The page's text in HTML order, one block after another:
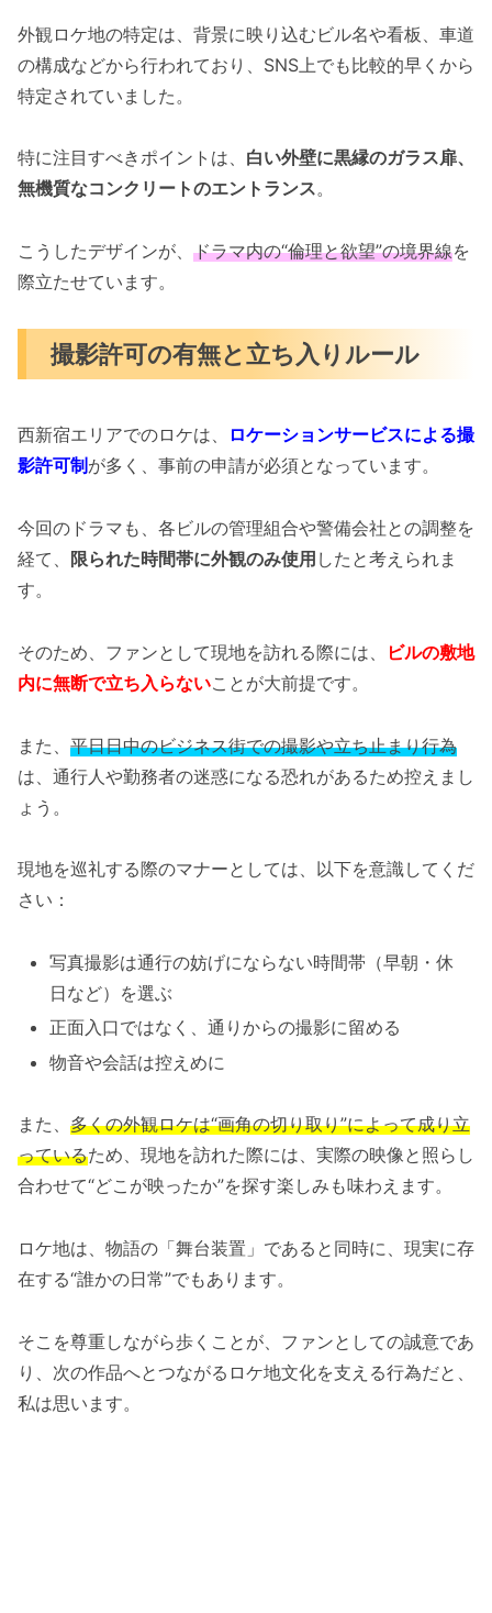
外観ロケ地の特定は、背景に映り込むビル名や看板、車道
の構成などから行われており、SNS上でも比較的早くから
特定されていました。
特に注目すべきポイントは、 白い外壁に黒縁のガラス扉、
無機質なコンクリートのエントランス。
こうしたデザインが、 ドラマ内の“倫理と欲望”の境界線を
際立たせています。
撮影許可の有無と立ち入りルール
西新宿エリアでのロケは、
ロケーションサービスによる撮
影許可制 が多く、事前の申請が必須となっています。
今回のドラマも、各ビルの管理組合や警備会社との調整を
経て、 限られた時間帯に外観のみ使用 したと考えられま
す。
そのため、ファンとして現地を訪れる際には、
ビルの敷地
内に無断で立ち入らないことが大前提です。
また、 平日日中のビジネス街での撮影や立ち止まり行為
は、通行人や勤務者の迷惑になる恐れがあるため控えまし
ょう。
現地を巡礼する際のマナーとしては、以下を意識してくだ
さい：
写真撮影は通行の妨げにならない時間帯（早朝・休
日など）を選ぶ
正面入口ではなく、通りからの撮影に留める
物音や会話は控えめに
また、 多くの外観ロケは“画角の切り取り”によって成り立
っているため、現地を訪れた際には、実際の映像と照らし
合わせて“どこが映ったか”を探す楽しみも味わえます。
ロケ地は、物語の「舞台装置」であると同時に、現実に存
在する“誰かの日常”でもあります。
そこを尊重しながら歩くことが、ファンとしての誠意であ
り、次の作品へとつながるロケ地文化を支える行為だと、
私は思います。